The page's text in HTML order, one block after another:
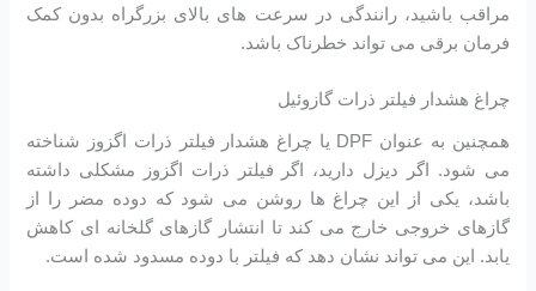
مراقب باشید، رانندگی در سرعت های بالای بزرگراه بدون کمک
فرمان برقی می تواند خطرناک باشد.
چراغ هشدار فیلتر ذرات گازوئیل
همچنین به عنوان DPF یا چراغ هشدار فیلتر ذرات اگزوز شناخته
می شود. اگر دیزل دارید، اگر فیلتر ذرات اگزوز مشکلی داشته
باشد، یکی از این چراغ ها روشن می شود که دوده مضر را از
گازهای خروجی خارج می کند تا انتشار گازهای گلخانه ای کاهش
یابد. این می تواند نشان دهد که فیلتر با دوده مسدود شده است.